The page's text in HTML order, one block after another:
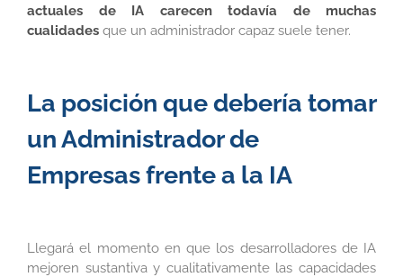
actuales de IA carecen todavía de muchas
cualidades que un administrador capaz suele tener.
La posición que debería tomar
un Administrador de
Empresas frente a la IA
Llegará el momento en que los desarrolladores de IA
mejoren sustantiva y cualitativamente las capacidades